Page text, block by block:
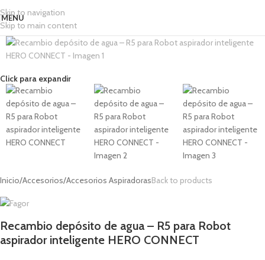
Skip to navigation
Skip to main content
MENU
Click para expandir
Inicio/Accesorios/Accesorios AspiradorasBack to products
Recambio depósito de agua – R5 para Robot
aspirador inteligente HERO CONNECT